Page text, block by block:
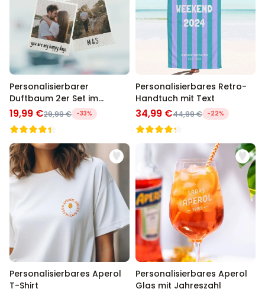
Personalisierbarer
Duftbaum 2er Set im
Polaroid-Look
19,99 €29,99 € -33%
Personalisierbares Retro-
Handtuch mit Text
34,99 €44,99 € -22%
Personalisierbares Aperol
T-Shirt
Personalisierbares Aperol
Glas mit Jahreszahl